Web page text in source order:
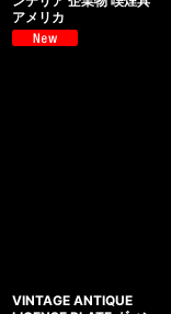
アメリカ
VINTAGE ANTIQUE